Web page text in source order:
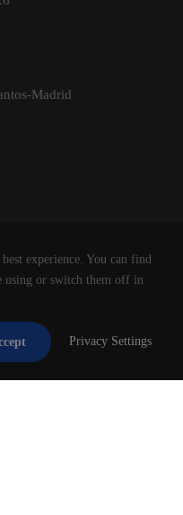
Madrid
S.L.
RESERVADOS.
experience. You can find
using or switch them off in
Privacy Settings